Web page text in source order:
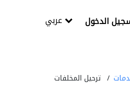
الدخول
ترحيل المخلفات